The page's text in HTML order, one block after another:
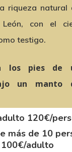
riqueza natural
León, con el
testigo.
los pies de
un manto
120€/
más de 10
100€/adulto